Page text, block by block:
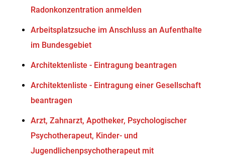
Radonkonzentration anmelden
Arbeitsplatzsuche im Anschluss an Aufenthalte
im Bundesgebiet
Architektenliste - Eintragung beantragen
Architektenliste - Eintragung einer Gesellschaft
beantragen
Arzt, Zahnarzt, Apotheker, Psychologischer
Psychotherapeut, Kinder- und
Jugendlichenpsychotherapeut mit